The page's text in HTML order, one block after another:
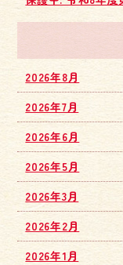
2026年8月
2026年7月
2026年6月
2026年5月
2026年3月
2026年2月
2026年1月